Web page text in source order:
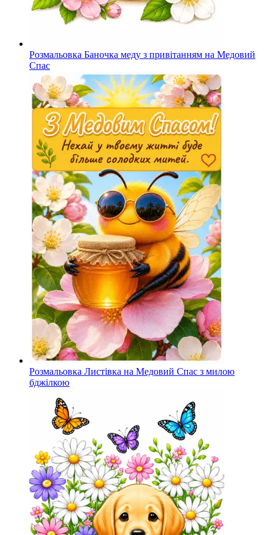
Розмальовка Баночка меду з привітанням на Медовий
Спас
Розмальовка Листівка на Медовий Спас з милою
бджілкою